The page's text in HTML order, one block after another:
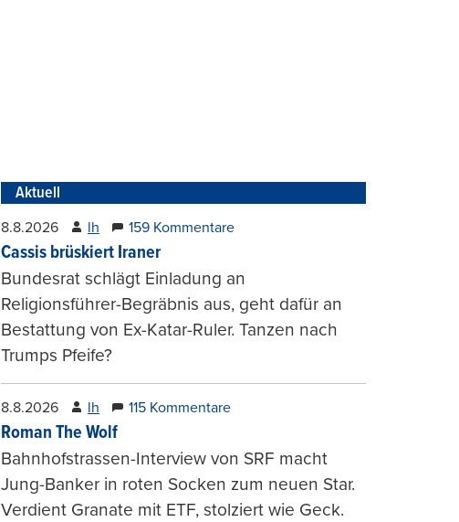
Aktuell
8.8.2026 lh 159 Kommentare
Cassis brüskiert Iraner
Bundesrat schlägt Einladung an
Religionsführer-Begräbnis aus, geht dafür an
Bestattung von Ex-Katar-Ruler. Tanzen nach
Trumps Pfeife?
8.8.2026 lh 115 Kommentare
Roman The Wolf
Bahnhofstrassen-Interview von SRF macht
Jung-Banker in roten Socken zum neuen Star.
Verdient Granate mit ETF, stolziert wie Geck.